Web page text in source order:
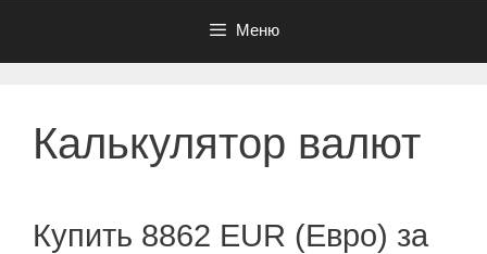
Меню
Калькулятор валют
Купить 8862 EUR (Евро) за